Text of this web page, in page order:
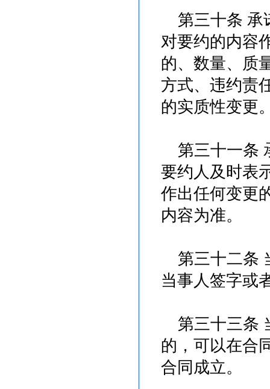
第三十条 承
对要约的内容
的、数量、质
方式、违约责
的实质性变更
第三十一条
要约人及时表
作出任何变更
内容为准。
第三十二条
当事人签字或
第三十三条
的，可以在合
合同成立。